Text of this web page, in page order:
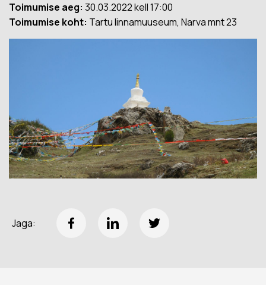
Toimumise aeg: 30.03.2022 kell 17:00
Toimumise koht: Tartu linnamuuseum, Narva mnt 23
Jaga: